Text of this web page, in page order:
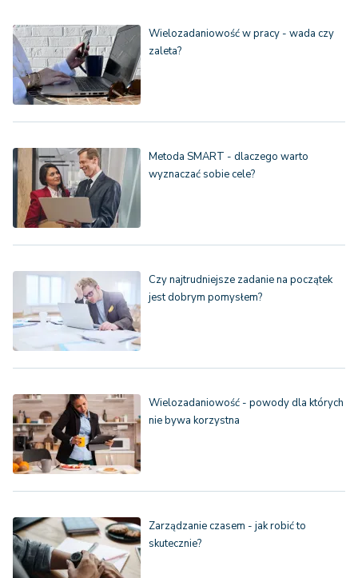
Wielozadaniowość w pracy - wada czy
zaleta?
Metoda SMART - dlaczego warto
wyznaczać sobie cele?
Czy najtrudniejsze zadanie na początek
jest dobrym pomysłem?
Wielozadaniowość - powody dla których
nie bywa korzystna
Zarządzanie czasem - jak robić to
skutecznie?